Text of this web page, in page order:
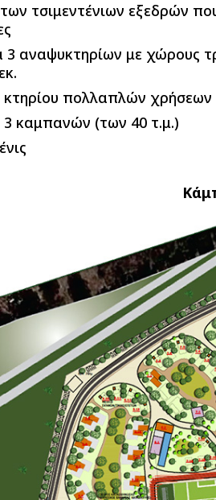
τσιμεντένιων εξεδρών
3 αναψυκτηρίων με χώρους
πολλαπλών χρήσεων
3 καμπανών (των 40 τ.μ.)